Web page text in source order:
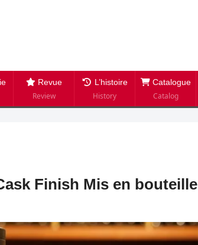
Revue
Review
L’histoire
History
Catalogue
Catalog
Finish Mis en bouteille